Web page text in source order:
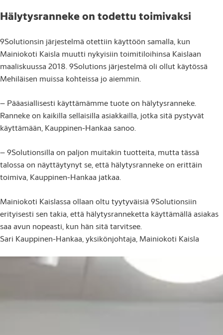
Hälytysranneke on todettu toimivaksi
9Solutionsin järjestelmä otettiin käyttöön samalla, kun
Mainiokoti Kaisla muutti nykyisiin toimitiloihinsa Kaislaan
maaliskuussa 2018. 9Solutions järjestelmä oli ollut käytössä
Mehiläisen muissa kohteissa jo aiemmin.
– Pääasiallisesti käyttämämme tuote on hälytysranneke.
Ranneke on kaikilla sellaisilla asiakkailla, jotka sitä pystyvät
käyttämään, Kauppinen-Hankaa sanoo.
– 9Solutionsilla on paljon muitakin tuotteita, mutta tässä
talossa on näyttäytynyt se, että hälytysranneke on erittäin
toimiva, Kauppinen-Hankaa jatkaa.
Mainiokoti Kaislassa ollaan oltu tyytyväisiä 9Solutionsiin
erityisesti sen takia, että hälytysranneketta käyttämällä asiakas
saa avun nopeasti, kun hän sitä tarvitsee.
Sari Kauppinen-Hankaa, yksikönjohtaja, Mainiokoti Kaisla